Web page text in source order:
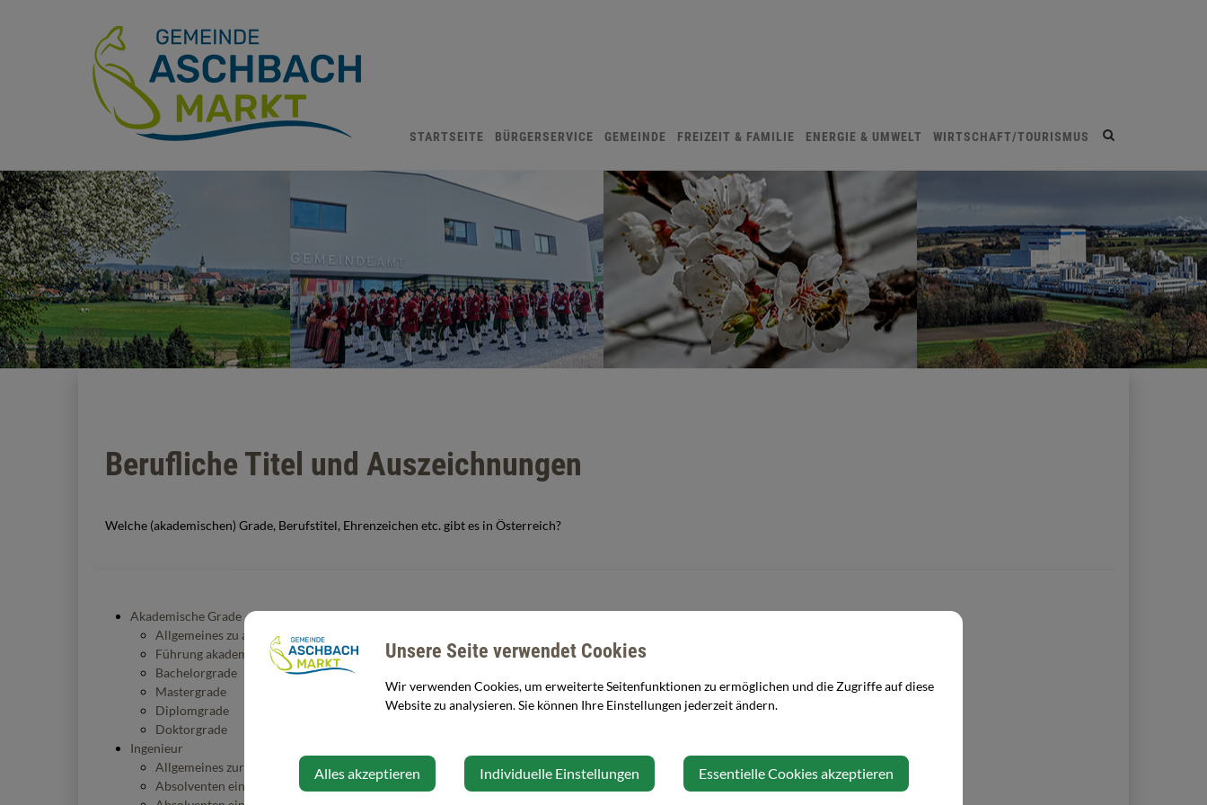
Site
toggle
STARTSEITE BÜRGERSERVICE GEMEINDE FREIZEIT & FAMILIE ENERGIE & UMWELT WIRTSCHAFT/TOURISMUS
Berufliche Titel und Auszeichnungen
Welche (akademischen) Grade, Berufstitel, Ehrenzeichen etc. gibt es in Österreich?
Akademische Grade
Allgemeines zu akademischen Graden
Führung akademischer Grade
Bachelorgrade
Mastergrade
Diplomgrade
Doktorgrade
Ingenieur
Allgemeines zur Qualifikation "Ingenieur"
Absolventen einer
und Personen mit gleichwertigen Kenntnissen
Unsere Seite verwendet Cookies
Wir verwenden Cookies, um erweiterte Seitenfunktionen zu ermöglichen und die Zugriffe auf diese
Website zu analysieren. Sie können Ihre Einstellungen jederzeit ändern.
Alles akzeptieren Individuelle Einstellungen Essentielle Cookies akzeptieren